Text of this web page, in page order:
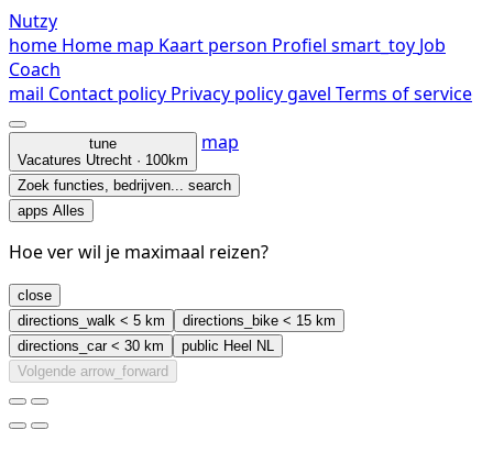
Nutzy
home Home map Kaart person Profiel smart_toy Job
Coach
mail Contact policy Privacy policygavel Terms of service
tune
Vacatures Utrecht · 100km
map
Zoek functies, bedrijven... search
apps Alles
Hoe ver wil je maximaal reizen?
close
directions_walk < 5 km directions_bike < 15 km
directions_car< 30 km public Heel NL
Volgende arrow_forward